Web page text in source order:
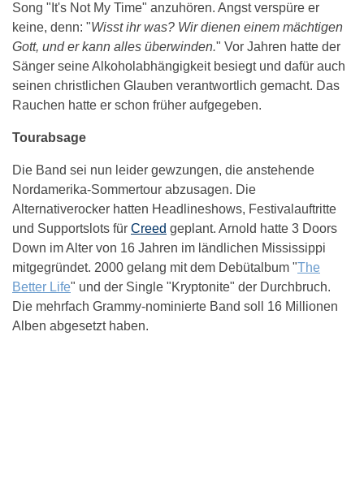
Song "It's Not My Time" anzuhören. Angst verspüre er
keine, denn: "Wisst ihr was? Wir dienen einem mächtigen
Gott, und er kann alles überwinden." Vor Jahren hatte der
Sänger seine Alkoholabhängigkeit besiegt und dafür auch
seinen christlichen Glauben verantwortlich gemacht. Das
Rauchen hatte er schon früher aufgegeben.
Tourabsage
Die Band sei nun leider gewzungen, die anstehende
Nordamerika-Sommertour abzusagen. Die
Alternativerocker hatten Headlineshows, Festivalauftritte
und Supportslots für Creed geplant. Arnold hatte 3 Doors
Down im Alter von 16 Jahren im ländlichen Mississippi
mitgegründet. 2000 gelang mit dem Debütalbum "The
Better Life" und der Single "Kryptonite" der Durchbruch.
Die mehrfach Grammy-nominierte Band soll 16 Millionen
Alben abgesetzt haben.